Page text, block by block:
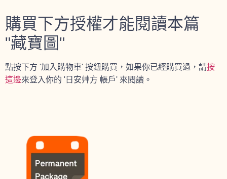
購買下方授權才能閱讀本篇
"藏寶圖"
點按下方 '加入購物車' 按鈕購買，如果你已經購買過，請按
這邊來登入你的 '日安艸方 帳戶' 來閱讀。